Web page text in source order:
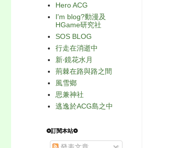
Hero ACG
I'm blog?動漫及
HGame研究社
SOS BLOG
行走在消逝中
新‧鏡花水月
荊棘在路與路之間
風雪鄉
思兼神社
逃逸於ACG島之中
❂訂閱本站❂